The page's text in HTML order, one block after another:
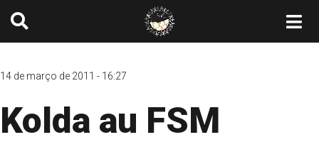
14 de março de 2011 - 16:27
Kolda au FSM